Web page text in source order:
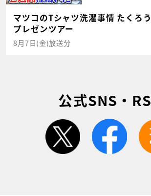
マツコのTシャツ洗濯事情 たくろ
プレゼンツアー
8月7日(金)放送分
公式SNS・
twitter